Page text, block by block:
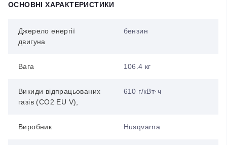
ОСНОВНІ ХАРАКТЕРИСТИКИ
Джерело енергії
двигуна
бензин
Вага 106.4 кг
Викиди відпрацьованих
газів (CO2 EU V),
610 г/кВт·ч
Виробник Husqvarna